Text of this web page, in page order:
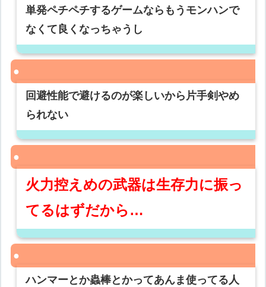
単発ペチペチするゲームならもうモンハンで
なくて良くなっちゃうし
回避性能で避けるのが楽しいから片手剣やめ
られない
火力控えめの武器は生存力に振っ
てるはずだから…
ハンマーとか蟲棒とかってあんま使ってる人